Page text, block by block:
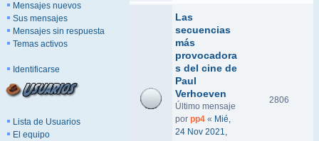
Mensajes nuevos
Sus mensajes
Mensajes sin respuesta
Temas activos
Identificarse
Lista de Usuarios
El equipo
Las
secuencias
más
provocadora
s del cine de
Paul
Verhoeven
Último mensaje
por pp4 « Mié,
24 Nov 2021,
2806